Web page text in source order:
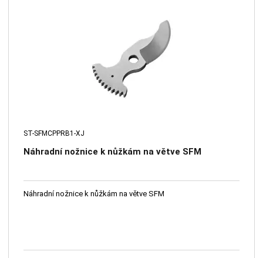
ST-SFMCPPRB1-XJ
Náhradní nožnice k nůžkám na větve SFM
Náhradní nožnice k nůžkám na větve SFM